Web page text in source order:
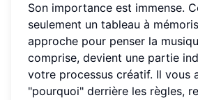
Son importance est immense.
seulement un tableau à
approche pour penser la
comprise, devient une partie
votre processus créatif. Il vous
"pourquoi" derrière les règles,